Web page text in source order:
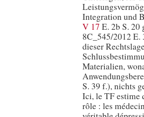
Integration und
V 17 E. 2b S. 20
8C_545/2012
dieser
Materialien,
S. 39 f.), nichts
Ici, le TF estime
rôle : les